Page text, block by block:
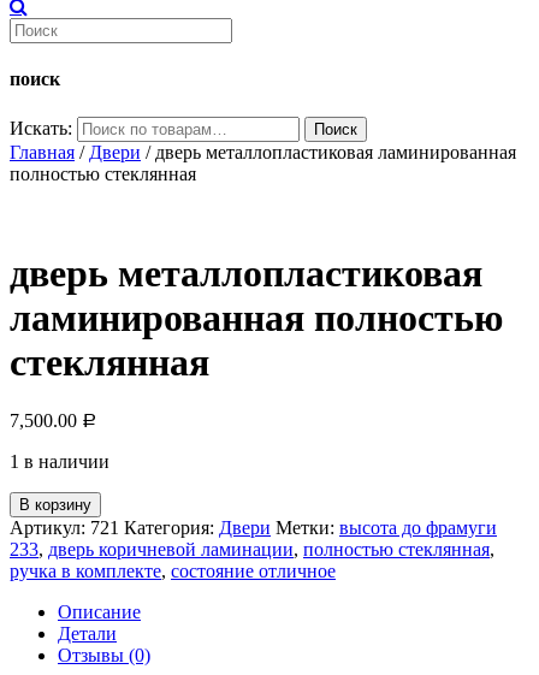
поиск
Искать: Поиск
Главная / Двери / дверь металлопластиковая ламинированная
полностью стеклянная
дверь металлопластиковая
ламинированная полностью
стеклянная
7,500.00 Р
1 в наличии
В корзину
Артикул: 721 Категория: Двери Метки: высота до фрамуги
233, дверь коричневой ламинации, полностью стеклянная,
ручка в комплекте, состояние отличное
Описание
Детали
Отзывы (0)